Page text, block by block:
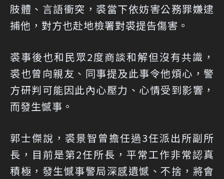
肢體、言語衝突，裘當下依妨害公務罪嫌逮
捕他，對方也赴地檢署對裘提告傷害。
裘事後也和民眾2度商談和解但沒有共識，
裘也曾向親友、同事提及此事令他煩心，警
方研判可能因此內心壓力、心情受到影響，
而發生憾事。
郭士傑說，裘景智曾擔任過3任派出所副所
長，目前是第2任所長，平常工作非常認真
積極，發生憾事警局深感遺憾、不捨，將會